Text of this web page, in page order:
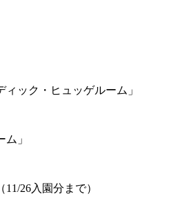
ック・ヒュッゲルーム」
」
26入園分まで）